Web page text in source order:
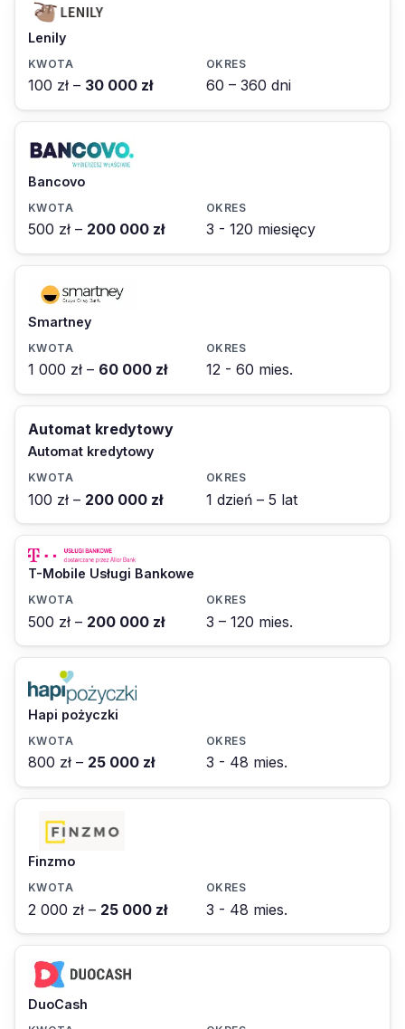
Lenily
100 zł – 30 000 zł 60 – 360 dni
Bancovo
500 zł – 200 000 zł 3 - 120 miesięcy
Smartney
1 000 zł – 60 000 zł 12 - 60 mies.
Automat kredytowy
Automat kredytowy
100 zł – 200 000 zł 1 dzień – 5 lat
T-Mobile Usługi Bankowe
500 zł – 200 000 zł 3 – 120 mies.
Hapi pożyczki
800 zł – 25 000 zł 3 - 48 mies.
Finzmo
2 000 zł – 25 000 zł 3 - 48 mies.
DuoCash